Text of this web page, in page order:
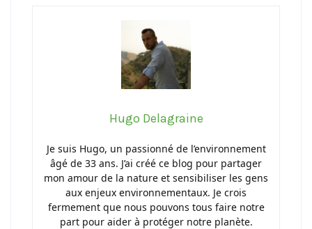
Hugo Delagraine
Je suis Hugo, un passionné de l’environnement
âgé de 33 ans. J’ai créé ce blog pour partager
mon amour de la nature et sensibiliser les gens
aux enjeux environnementaux. Je crois
fermement que nous pouvons tous faire notre
part pour aider à protéger notre planète.